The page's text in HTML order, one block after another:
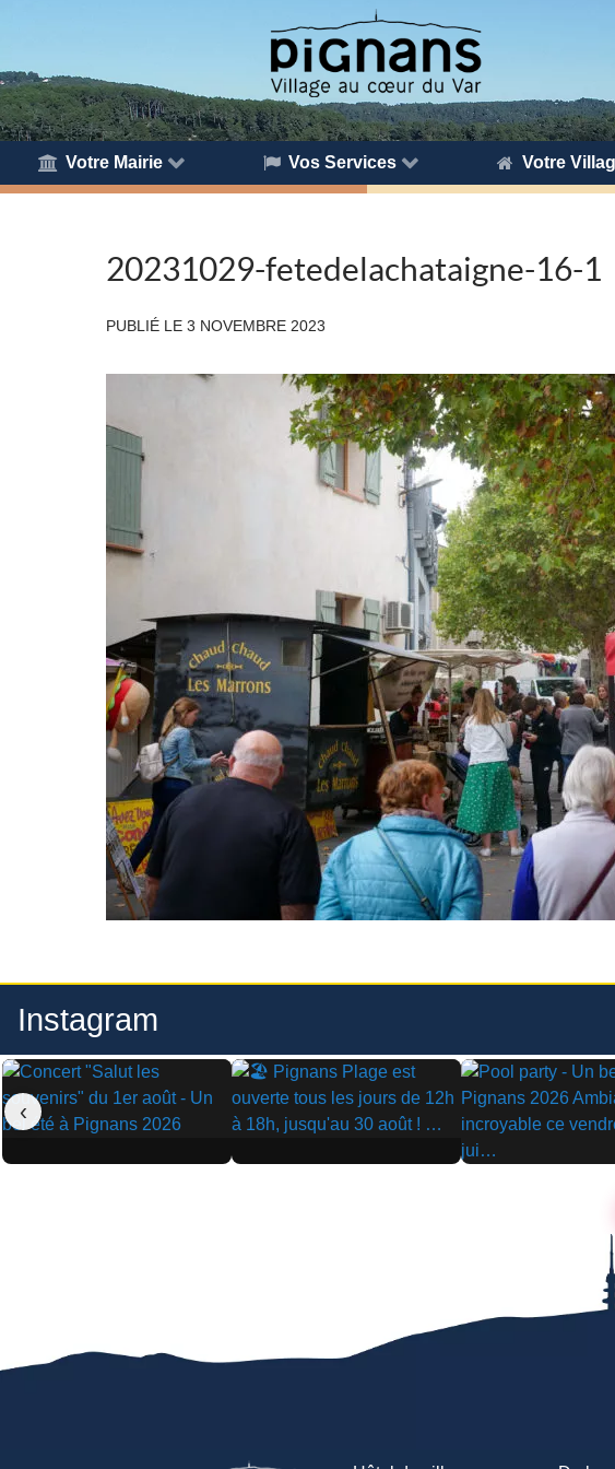
Votre Mairie Vos Services Votre
20231029-fetedelachataigne-16-1
PUBLIÉ LE 3 NOVEMBRE 2023
Instagram
▶ ▶
▶
‹